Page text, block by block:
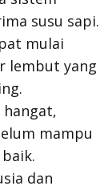
susu sapi.
mulai
lembut yang
hangat,
mampu
dan